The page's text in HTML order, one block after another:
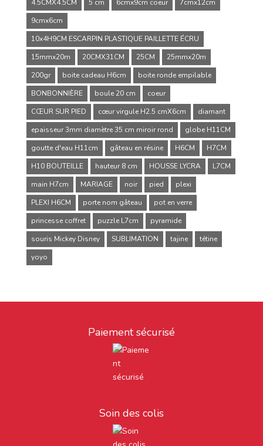
4.5CMX4.5CM 5 cm 6cmx9cm coeur
7cmx12cm
9cmx6cm
10x4H9CM ESCARPIN PLASTIQUE PAILLETTE ÉCRU
15mmx20m
20CMX31CM 25CM
25mmx20m
200gr
boite cadeau H6cm
boite ronde empilable
BONBONNIÈRE
boule 20 cm
coeur
CŒUR SUR PIED
cœur virgule H2.5 cmX6cm
diamant
epaisseur 3mm diamètre 35 cm miroir rond
globe H11CM
goutte d'eau H11cm
gâteau en résine H6CM
H7CM
H10 BOUTEILLE
hauteur 8 cm HOUSSE LYCRA
L7CM
main H7cm
MARIAGE noir pied
plexi
PLEXI H6CM
porte nom gâteau
pot en verre
princesse coffret
puzzle L7cm
pyramide
souris Mickey Disney
SUBLIMATION tajine
tétine
yoyo
Paiement sécurisé
Soin des colis